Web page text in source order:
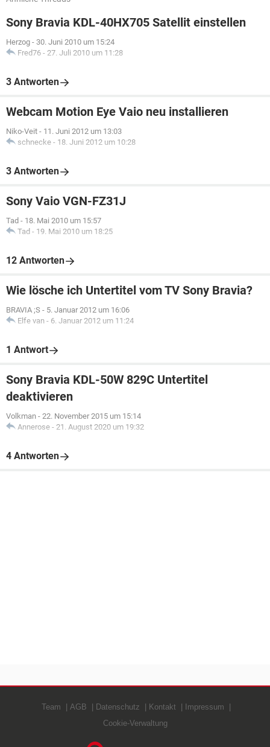
Sony Bravia KDL-40HX705 Satellit einstellen
Herzog - 30. Juni 2010 um 15:24
Fred76 - 27. Juli 2010 um 11:28
3 Antworten
Webcam Motion Eye Vaio neu installieren
Niko-Veit - 11. Juni 2012 um 13:03
schnecke - 18. Juni 2012 um 10:28
3 Antworten
Sony Vaio VGN-FZ31J
Tad - 18. Mai 2010 um 15:57
Tad - 19. Mai 2010 um 18:25
12 Antworten
Wie lösche ich Untertitel vom TV Sony Bravia?
BRAVIA ;S - 5. Januar 2012 um 16:06
Elfe van - 6. Januar 2012 um 11:24
1 Antwort
Sony Bravia KDL-50W 829C Untertitel
deaktivieren
Volkman - 22. November 2015 um 15:14
Annerose - 21. August 2020 um 19:32
4 Antworten
Team AGB Datenschutz Kontakt
Impressum
Cookie-Verwaltung